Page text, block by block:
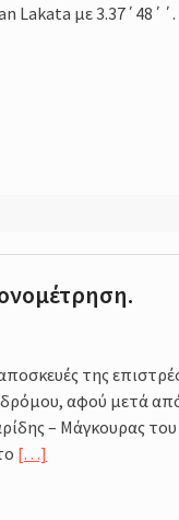
Lakata με 3.37΄48΄΄.
της
δρόμου, αφού μετά
– Μάγκουρας
[…]